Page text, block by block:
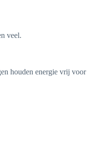
veel.
houden energie vrij voor